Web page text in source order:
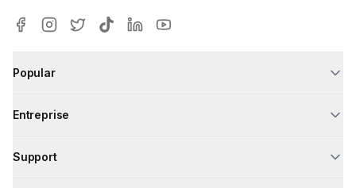
Popular
Entreprise
Support